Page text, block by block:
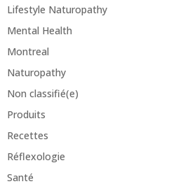
Lifestyle Naturopathy
Mental Health
Montreal
Naturopathy
Non classifié(e)
Produits
Recettes
Réflexologie
Santé